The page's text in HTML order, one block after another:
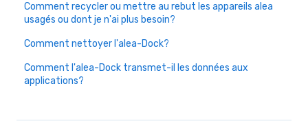
Comment recycler ou mettre au rebut les appareils alea
usagés ou dont je n'ai plus besoin?
Comment nettoyer l'alea-Dock?
Comment l'alea-Dock transmet-il les données aux
applications?